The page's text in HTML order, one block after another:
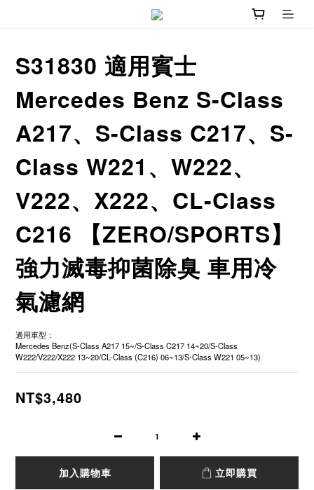
S31830 適用賓士
Mercedes Benz S-Class
A217、S-Class C217、S-
Class W221、W222、
V222、X222、CL-Class
C216 【ZERO/SPORTS】
強力滅毒抑菌除臭 車用冷
氣濾網
適用車型：
Mercedes Benz(S-Class A217 15~/S-Class C217 14~20/S-Class
W222/V222/X222 13~20/CL-Class (C216) 06~13/S-Class W221 05~13)
NT$3,480
加入購物車 立即購買